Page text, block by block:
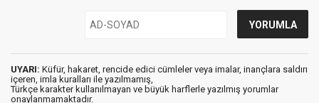
UYARI: Küfür, hakaret, rencide edici cümleler veya imalar, inançlara saldırı
içeren, imla kuralları ile yazılmamış,
Türkçe karakter kullanılmayan ve büyük harflerle yazılmış yorumlar
onaylanmamaktadır.